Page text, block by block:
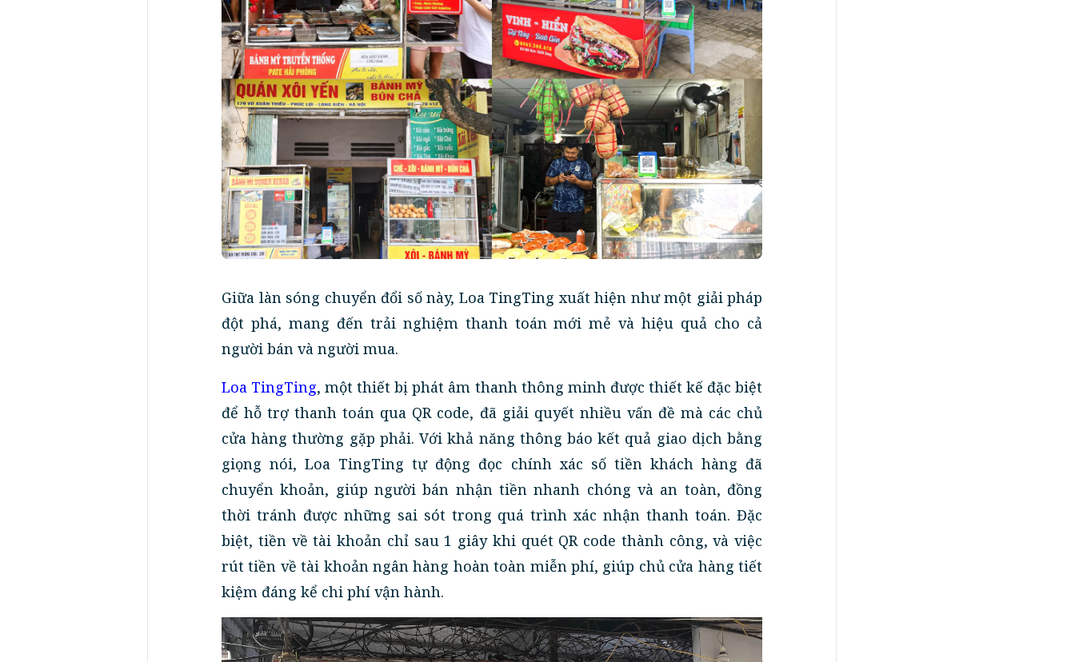
Giữa làn sóng chuyển đổi số này, Loa TingTing xuất hiện như một giải pháp
đột phá, mang đến trải nghiệm thanh toán mới mẻ và hiệu quả cho cả
người bán và người mua.
Loa TingTing, một thiết bị phát âm thanh thông minh được thiết kế đặc biệt
để hỗ trợ thanh toán qua QR code, đã giải quyết nhiều vấn đề mà các chủ
cửa hàng thường gặp phải. Với khả năng thông báo kết quả giao dịch bằng
giọng nói, Loa TingTing tự động đọc chính xác số tiền khách hàng đã
chuyển khoản, giúp người bán nhận tiền nhanh chóng và an toàn, đồng
thời tránh được những sai sót trong quá trình xác nhận thanh toán. Đặc
biệt, tiền về tài khoản chỉ sau 1 giây khi quét QR code thành công, và việc
rút tiền về tài khoản ngân hàng hoàn toàn miễn phí, giúp chủ cửa hàng tiết
kiệm đáng kể chi phí vận hành.